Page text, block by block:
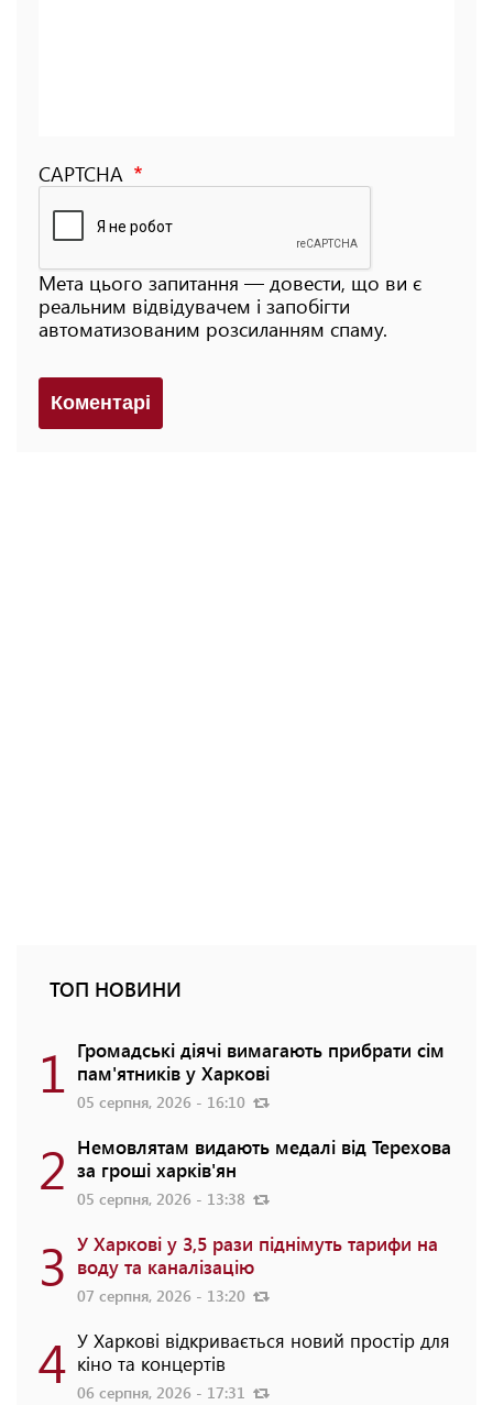
CAPTCHA
Мета цього запитання — довести, що ви є
реальним відвідувачем і запобігти
автоматизованим розсиланням спаму.
Коментарi
ТОП НОВИНИ
1 Громадські діячі вимагають прибрати сім
пам'ятників у Харкові
05 серпня, 2026 - 16:10
2 Немовлятам видають медалі від Терехова
за гроші харків'ян
05 серпня, 2026 - 13:38
3 У Харкові у 3,5 рази піднімуть тарифи на
воду та каналізацію
07 серпня, 2026 - 13:20
4 У Харкові відкривається новий простір для
кіно та концертів
06 серпня, 2026 - 17:31